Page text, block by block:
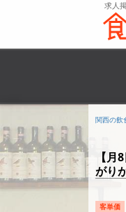
求人
関西の飲
【
がり
客単価